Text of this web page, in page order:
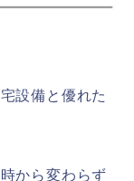
設備と優れた
から変わらず